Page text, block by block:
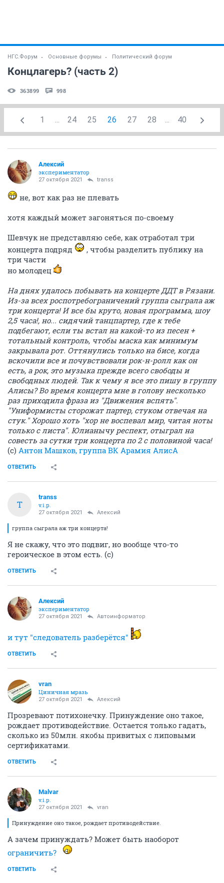
НГС.Форум Основные форумы Политический форум
Концлагерь? (часть 2)
363899 998
1 24 25 26 27 28 40
Алексий
экспериментатор
27 октября 2021 transs
не, вот как раз не плевать
хотя каждый может загоняться по-своему
Шевчук не представляю себе, как отработал три
концерта подряд
, чтобы разделить публику на
три части
но молодец
На днях удалось побывать на концерте ДДТ в Рязани.
Из-за всех роспотребограничений группа сыграла аж
три концерта! И все бы круто, новая программа, шоу
2,5 часа!, но... сидячий танцпартер, где к тебе
подбегают, если ты встал на какой-то из песен +
тотальный контроль, чтобы маска как минимум
закрывала рот. Оттянулись только на бисе, когда
вскочили все и почувствовали рок-н-ролл как он
есть, а рок, это музыка прежде всего свободы и
свободных людей. Так к чему я все это пишу в группу
Алисы? Во время концерта мне в голову несколько
раз приходила фраза из "Движения вспять".
"Униформисты сторожат партер, стуком отвечая на
стук." Хорошо хоть "хор не воспевал мир, читая ноты
только с листа". Юлианычу респект, отыграл на
совесть за сутки три концерта по 2 с половиной часа!
(с) Антон Машков, группа ВК Арамия АлисА
ОТВЕТИТЬ
T
transs
v.i.p.
27 октября 2021 Алексий
группа сыграла аж три концерта!
Я не скажу, что это подвиг, но вообще что-то
героическое в этом есть. (с)
ОТВЕТИТЬ
Алексий
экспериментатор
27 октября 2021 Автоинформатор
и тут "следователь разберётся"
ОТВЕТИТЬ
vran
Циничная мразь
27 октября 2021 Алексий
Прозревают потихонечку. Принуждение оно такое,
рождает противодействие. Остается только гадать,
сколько из 50млн. якобы привитых с липовыми
сертификатами.
ОТВЕТИТЬ
Malvar
v.i.p.
27 октября 2021 vran
Принуждение оно такое, рождает противодействие.
А зачем принуждать? Может быть наоборот
ограничить?
ОТВЕТИТЬ